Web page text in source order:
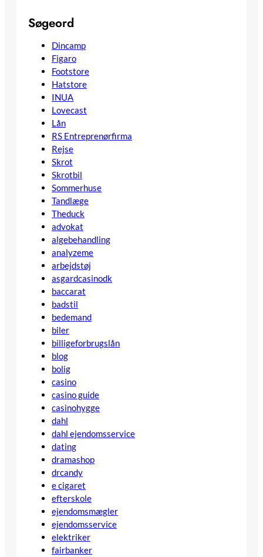
Søgeord
Dincamp
Figaro
Footstore
Hatstore
INUA
Lovecast
Lån
RS Entreprenørfirma
Rejse
Skrot
Skrotbil
Sommerhuse
Tandlæge
Theduck
advokat
algebehandling
analyzeme
arbejdstøj
asgardcasinodk
baccarat
badstil
bedemand
biler
billigeforbrugslån
blog
bolig
casino
casino guide
casinohygge
dahl
dahl ejendomsservice
dating
dramashop
drcandy
e cigaret
efterskole
ejendomsmægler
ejendomsservice
elektriker
fairbanker